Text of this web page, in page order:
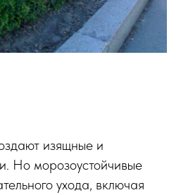
изящные и
Но морозоустойчивые
ухода, включая